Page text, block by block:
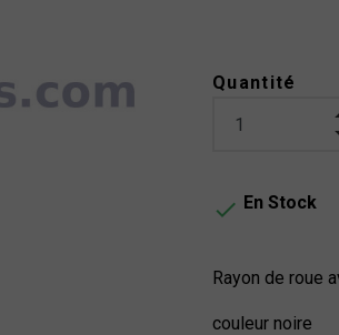
Quantité
 En Stock
Rayon de roue
couleur noire